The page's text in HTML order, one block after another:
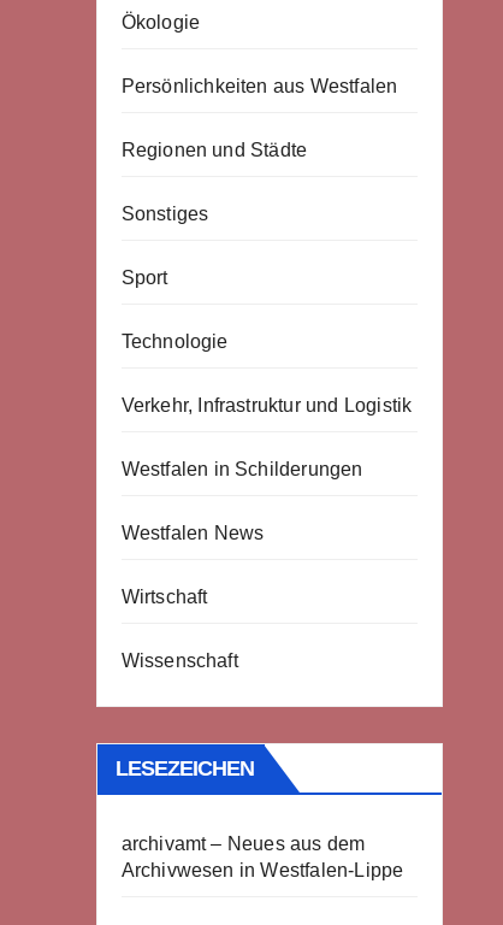
Ökologie
Persönlichkeiten aus Westfalen
Regionen und Städte
Sonstiges
Sport
Technologie
Verkehr, Infrastruktur und Logistik
Westfalen in Schilderungen
Westfalen News
Wirtschaft
Wissenschaft
LESEZEICHEN
archivamt – Neues aus dem
Archivwesen in Westfalen-Lippe